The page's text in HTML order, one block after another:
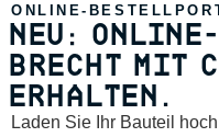
ONLINE-
NEU: ONLINE-
BRECHT MIT
ERHALTEN.
Laden Sie Ihr Bauteil